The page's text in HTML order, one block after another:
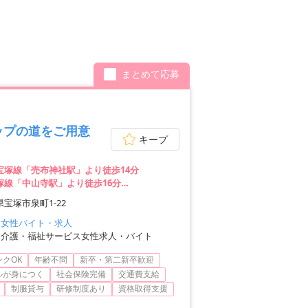
まとめて応募
の道をご用意
キープ
塚線「売布神社駅」より徒歩14分
線「中山寺駅」より徒歩16分
塚線「中山観音駅」より徒歩17分
宝塚市泉町1-22
性バイト・求人
護・福祉サービス女性求人・バイト
クOK 年齢不問
新卒・第二新卒歓迎
身につく
社会保険完備
交通費支給
制服貸与
研修制度あり 資格取得支援